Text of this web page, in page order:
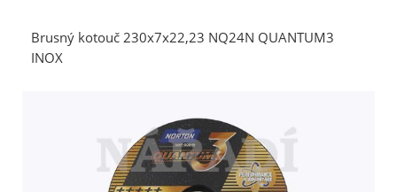
Brusný kotouč 230x7x22,23 NQ24N QUANTUM3
INOX